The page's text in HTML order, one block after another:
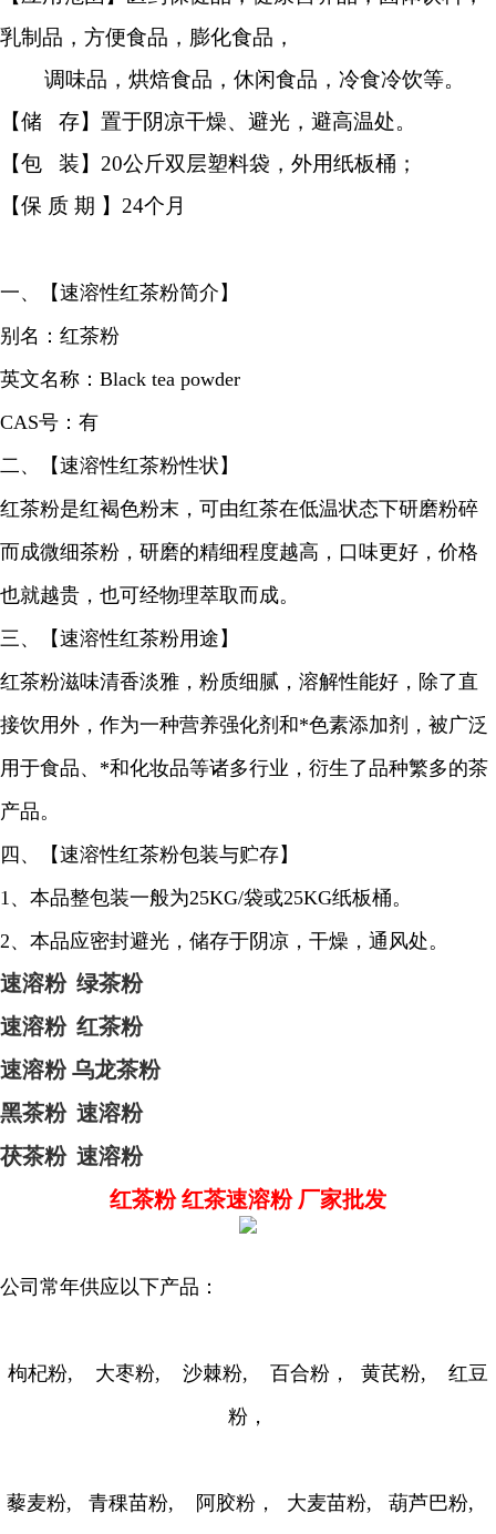
乳制品，方便食品，膨化食品，
调味品，烘焙食品，休闲食品，冷食冷饮等。
【储 存】置于阴凉干燥、避光，避高温处。
【包 装】20公斤双层塑料袋，外用纸板桶；
【保 质 期 】24个月
一、【速溶性红茶粉简介】
别名：红茶粉
英文名称：Black tea powder
CAS号：有
二、【速溶性红茶粉性状】
红茶粉是红褐色粉末，可由红茶在低温状态下研磨粉碎
而成微细茶粉，研磨的精细程度越高，口味更好，价格
也就越贵，也可经物理萃取而成。
三、【速溶性红茶粉用途】
红茶粉滋味清香淡雅，粉质细腻，溶解性能好，除了直
接饮用外，作为一种营养强化剂和*色素添加剂，被广泛
用于食品、*和化妆品等诸多行业，衍生了品种繁多的茶
产品。
四、【速溶性红茶粉包装与贮存】
1、本品整包装一般为25KG/袋或25KG纸板桶。
2、本品应密封避光，储存于阴凉，干燥，通风处。
速溶粉 绿茶粉
速溶粉 红茶粉
速溶粉 乌龙茶粉
黑茶粉 速溶粉
茯茶粉 速溶粉
红茶粉 红茶速溶粉 厂家批发
公司常年供应以下产品：
枸杞粉, 大枣粉, 沙棘粉, 百合粉， 黄芪粉, 红豆
粉，
藜麦粉, 青稞苗粉, 阿胶粉， 大麦苗粉, 葫芦巴粉,